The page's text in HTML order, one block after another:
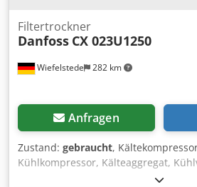
Wiefelstede 282 km
Filtertrockner
Danfoss CX 023U1250
Anfragen
Zustand: gebraucht,
Kühlkompressor, Kälteaggregat,
Verdichter, Filtertrocknergehäuse,